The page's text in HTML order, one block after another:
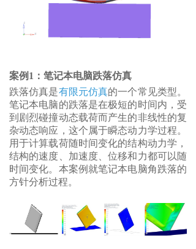
案例1：笔记本电脑跌落仿真
跌落仿真是有限元仿真的一个常见类型。
笔记本电脑的跌落是在极短的时间内，受
到剧烈碰撞动态载荷而产生的非线性的复
杂动态响应，这个属于瞬态动力学过程。
用于计算载荷随时间变化的结构动力学，
结构的速度、加速度、位移和力都可以随
时间变化。本案例就笔记本电脑角跌落的
方针分析过程。